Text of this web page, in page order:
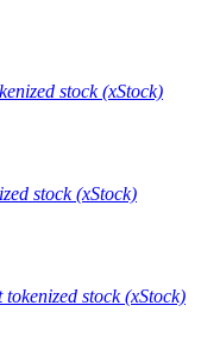
trì lợi nhuận
stock (xStock)
stock (xStock)
tokenized stock (xStock)